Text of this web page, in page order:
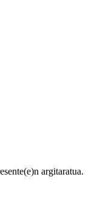
argitaratua.